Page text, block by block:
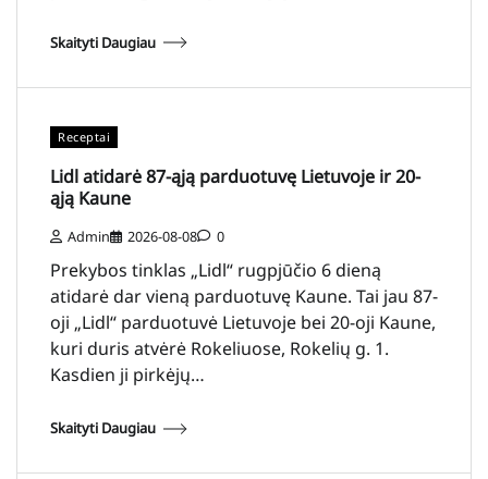
Skaityti Daugiau
Receptai
Lidl atidarė 87-ąją parduotuvę Lietuvoje ir 20-
ąją Kaune
Admin 2026-08-08 0
Prekybos tinklas „Lidl“ rugpjūčio 6 dieną
atidarė dar vieną parduotuvę Kaune. Tai jau 87-
oji „Lidl“ parduotuvė Lietuvoje bei 20-oji Kaune,
kuri duris atvėrė Rokeliuose, Rokelių g. 1.
Kasdien ji pirkėjų…
Skaityti Daugiau